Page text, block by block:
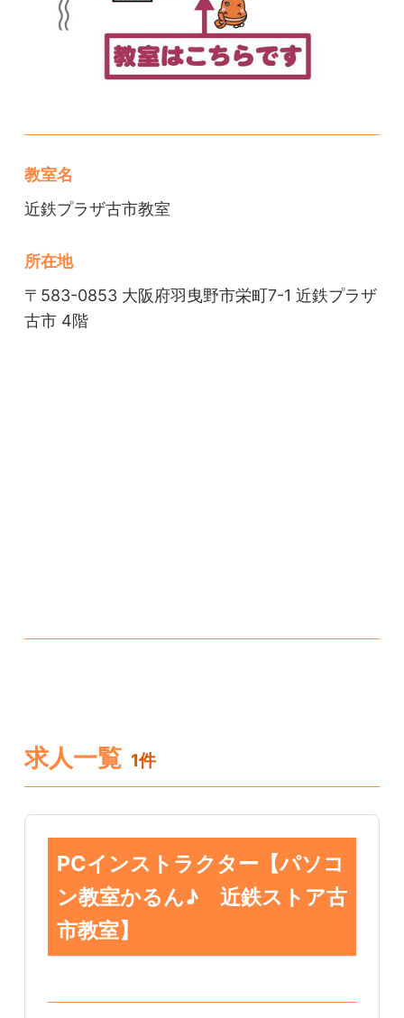
教室名
近鉄プラザ古市教室
所在地
〒583-0853 大阪府羽曳野市栄町7-1 近鉄プラザ
古市 4階
求人一覧 1件
PCインストラクター【パソコ
ン教室かるん♪ 近鉄ストア古
市教室】